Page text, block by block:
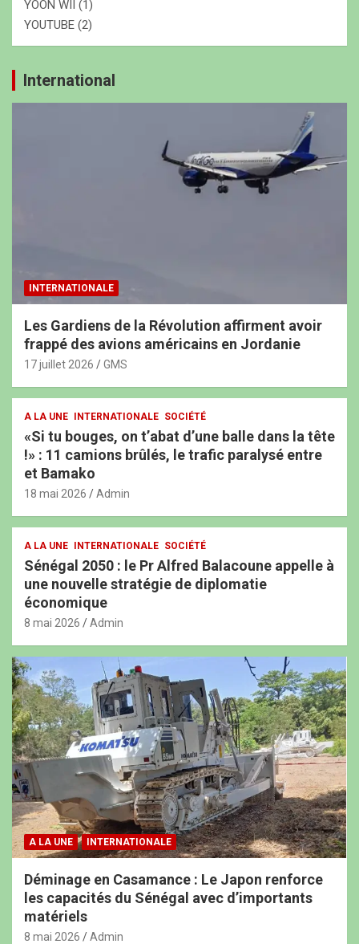
YOON WII
(1)
YOUTUBE (2)
International
INTERNATIONALE
Les Gardiens de la Révolution affirment avoir
frappé des avions américains en Jordanie
17 juillet 2026 GMS
A LA UNE INTERNATIONALE SOCIÉTÉ
«Si tu bouges, on t’abat d’une balle dans la tête
!» : 11 camions brûlés, le trafic paralysé entre
et Bamako
18 mai 2026 Admin
A LA UNE INTERNATIONALE SOCIÉTÉ
Sénégal 2050 : le Pr Alfred Balacoune appelle à
une nouvelle stratégie de diplomatie
économique
8 mai 2026 Admin
A LA UNE INTERNATIONALE
Déminage en Casamance : Le Japon renforce
les capacités du Sénégal avec d’importants
matériels
8 mai 2026 Admin